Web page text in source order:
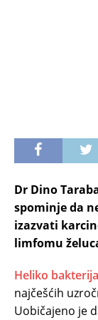
Dr Dino
spominje da
izazvati
limfomu
Heliko bakterija
najčešćih
Uobičajeno je